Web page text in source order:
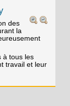
des
la
à tous les
travail et leur